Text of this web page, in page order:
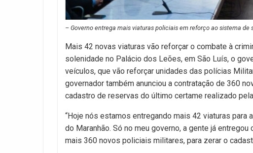
– Governo entrega mais viaturas policiais em reforço ao sistema
Mais 42 novas viaturas vão reforçar o combate à
solenidade no Palácio dos Leões, em São Luís, o
veículos, que vão reforçar unidades das polícias
governador também anunciou a contratação de 360
cadastro de reservas do último certame realizado
“Hoje nós estamos entregando mais 42 viaturas
do Maranhão. Só no meu governo, a gente já
mais 360 novos policiais militares, para zerar o